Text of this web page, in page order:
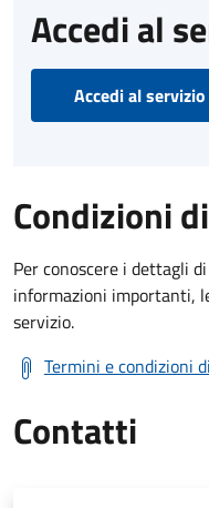
Accedi al
Accedi al servizio
Condizioni
Per conoscere i dettagli
informazioni importanti,
servizio.
Termini e condizioni
Contatti